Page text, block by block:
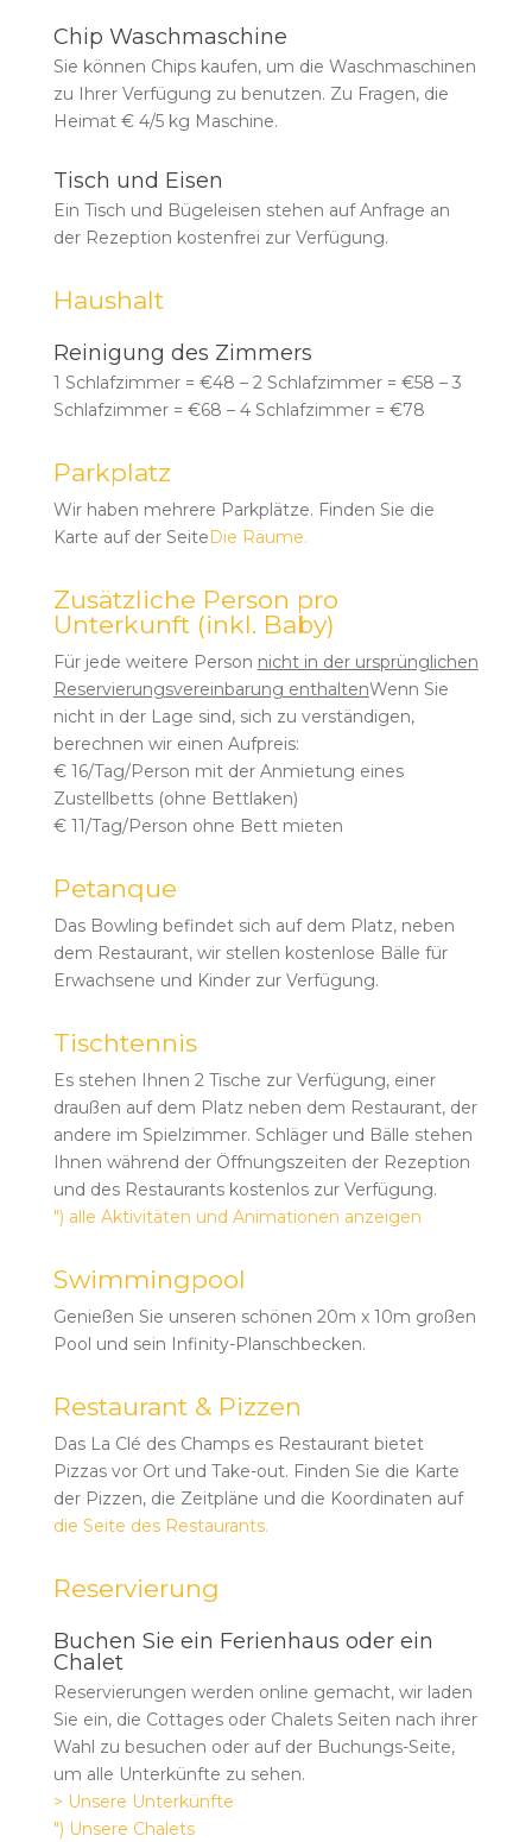
Chip Waschmaschine
Sie können Chips kaufen, um die Waschmaschinen
zu Ihrer Verfügung zu benutzen. Zu Fragen, die
Heimat € 4/5 kg Maschine.
Tisch und Eisen
Ein Tisch und Bügeleisen stehen auf Anfrage an
der Rezeption kostenfrei zur Verfügung.
Haushalt
Reinigung des Zimmers
1 Schlafzimmer = €48 – 2 Schlafzimmer = €58 – 3
Schlafzimmer = €68 – 4 Schlafzimmer = €78
Parkplatz
Wir haben mehrere Parkplätze. Finden Sie die
Karte auf der SeiteDie Räume.
Zusätzliche Person pro
Unterkunft (inkl. Baby)
Für jede weitere Person nicht in der ursprünglichen
Reservierungsvereinbarung enthaltenWenn Sie
nicht in der Lage sind, sich zu verständigen,
berechnen wir einen Aufpreis:
€ 16/Tag/Person mit der Anmietung eines
Zustellbetts (ohne Bettlaken)
€ 11/Tag/Person ohne Bett mieten
Petanque
Das Bowling befindet sich auf dem Platz, neben
dem Restaurant, wir stellen kostenlose Bälle für
Erwachsene und Kinder zur Verfügung.
Tischtennis
Es stehen Ihnen 2 Tische zur Verfügung, einer
draußen auf dem Platz neben dem Restaurant, der
andere im Spielzimmer. Schläger und Bälle stehen
Ihnen während der Öffnungszeiten der Rezeption
und des Restaurants kostenlos zur Verfügung.
") alle Aktivitäten und Animationen anzeigen
Swimmingpool
Genießen Sie unseren schönen 20m x 10m großen
Pool und sein Infinity-Planschbecken.
Restaurant & Pizzen
Das La Clé des Champs es Restaurant bietet
Pizzas vor Ort und Take-out. Finden Sie die Karte
der Pizzen, die Zeitpläne und die Koordinaten auf
die Seite des Restaurants.
Reservierung
Buchen Sie ein Ferienhaus oder ein
Chalet
Reservierungen werden online gemacht, wir laden
Sie ein, die Cottages oder Chalets Seiten nach ihrer
Wahl zu besuchen oder auf der Buchungs-Seite,
um alle Unterkünfte zu sehen.
> Unsere Unterkünfte
") Unsere Chalets